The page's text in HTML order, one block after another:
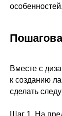
особенностей.
Вместе с
к созданию
сделать